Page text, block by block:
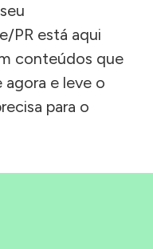
PR está aqui
conteúdos que
agora e leve o
para o